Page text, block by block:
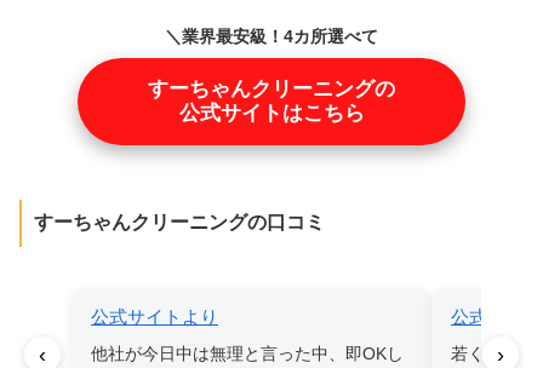
＼業界最安級！4カ所選べて
すーちゃんクリーニングの
公式サイトはこちら
すーちゃんクリーニングの口コミ
‹
公式サイトより
他社が今日中は無理と言った中、即OKし
公式サイ
若くて明る
›